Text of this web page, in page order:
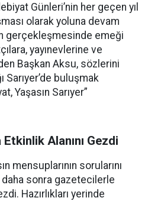
Günleri’nin her geçen yıl
olarak yoluna devam
gerçekleşmesinde emeği
yayınevlerine ve
Başkan Aksu, sözlerini
Sarıyer’de buluşmak
Yaşasın Sarıyer”
Alanını Gezdi
mensuplarının sorularını
daha sonra gazetecilerle
Hazırlıkları yerinde